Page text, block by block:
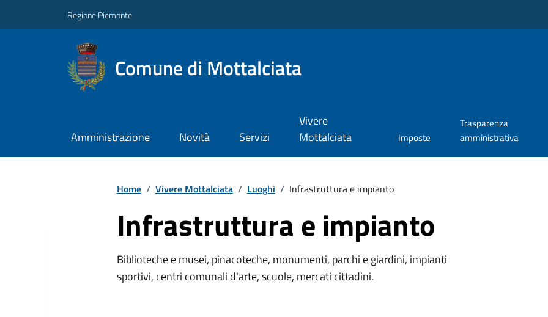
Regione Piemonte
Comune di Mottalciata
Amministrazione Novità Servizi
Vivere
Mottalciata
Imposte
Trasparenza
amministrativa
Home / Vivere Mottalciata / Luoghi / Infrastruttura e impianto
Infrastruttura e impianto
Biblioteche e musei, pinacoteche, monumenti, parchi e giardini, impianti
sportivi, centri comunali d'arte, scuole, mercati cittadini.